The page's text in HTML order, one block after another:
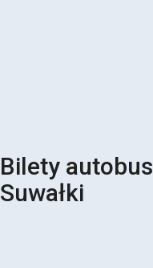
Bilety
Suwałki